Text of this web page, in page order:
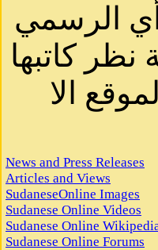
الرسمي
كاتبها
الا
News and Press Releases
Articles and Views
SudaneseOnline Images
Sudanese Online Videos
Sudanese Online
Sudanese Online Forums